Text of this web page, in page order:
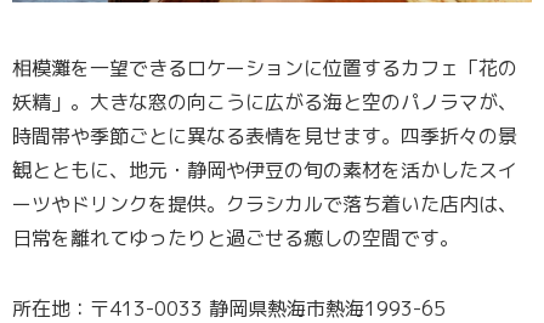
相模灘を一望できるロケーションに位置するカフェ「花の
妖精」。大きな窓の向こうに広がる海と空のパノラマが、
時間帯や季節ごとに異なる表情を見せます。四季折々の景
観とともに、地元・静岡や伊豆の旬の素材を活かしたスイ
ーツやドリンクを提供。クラシカルで落ち着いた店内は、
日常を離れてゆったりと過ごせる癒しの空間です。
所在地：〒413-0033 静岡県熱海市熱海1993-65